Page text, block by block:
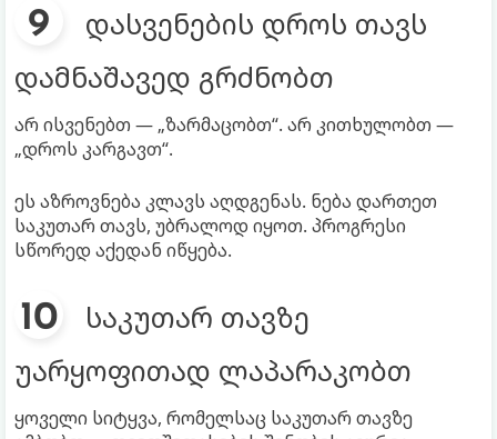
დასვენების დროს თავს
დამნაშავედ გრძნობთ
არ ისვენებთ — „ზარმაცობთ“. არ კითხულობთ —
„დროს კარგავთ“.
ეს აზროვნება კლავს აღდგენას. ნება დართეთ
საკუთარ თავს, უბრალოდ იყოთ. პროგრესი
სწორედ აქედან იწყება.
საკუთარ თავზე
უარყოფითად ლაპარაკობთ
ყოველი სიტყვა, რომელსაც საკუთარ თავზე